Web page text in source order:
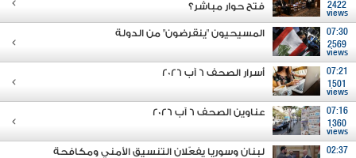
2422
views
فتح حوار مباشر؟
07:30
2569
views
المسيحيون "ينقرضون" من الدولة
07:21
1501
views
أسرار الصحف 6 آب 2026
07:16
1360
views
عناوين الصحف 6 آب 2026
02:37
لبنان وسوريا يفعّلان التنسيق الأمني ومكافحة